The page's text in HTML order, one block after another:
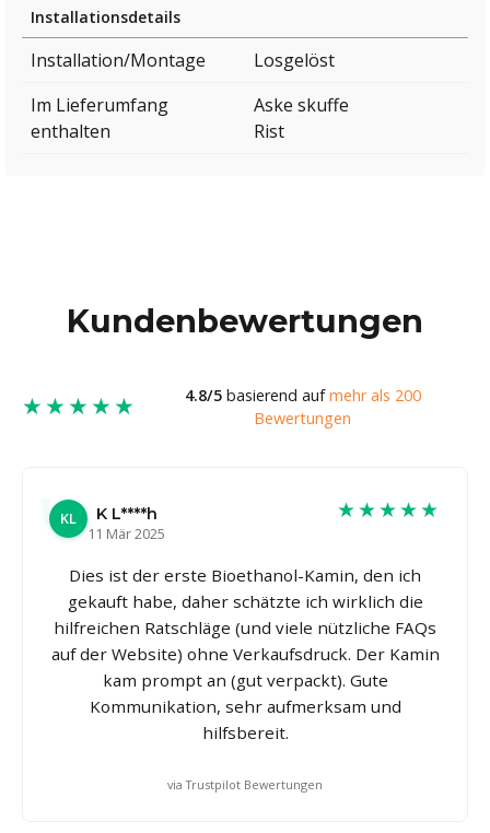
Installationsdetails
Installation/Montage
Losgelöst
Im Lieferumfang
enthalten
Aske skuffe
Rist
Kundenbewertungen
★★★★★ 4.8/5basierend aufmehr als 200
Bewertungen
KL
K L****h
11 Mär 2025
★★★★★
Dies ist der erste Bioethanol-Kamin, den ich
gekauft habe, daher schätzte ich wirklich die
hilfreichen Ratschläge (und viele nützliche FAQs
auf der Website) ohne Verkaufsdruck. Der Kamin
kam prompt an (gut verpackt). Gute
Kommunikation, sehr aufmerksam und
hilfsbereit.
via Trustpilot Bewertungen